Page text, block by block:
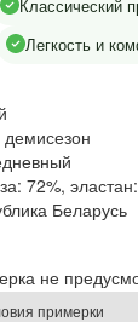
Классический
Легкость и
72%,
Беларусь
не
примерки